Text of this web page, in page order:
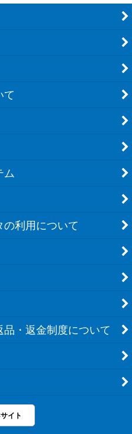
て
ム
利用について
品・返金制度について
イト